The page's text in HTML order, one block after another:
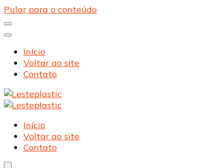
Pular para o conteúdo
Início
Voltar ao site
Contato
Lesteplastic
Blog – Lesteplastic
Lesteplastic
Blog – Lesteplastic
Início
Voltar ao site
Contato